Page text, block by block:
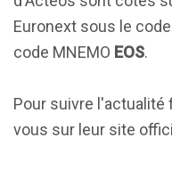
Euronext sous le
code MNEMO EOS.
Pour suivre l'actualité
vous sur leur site